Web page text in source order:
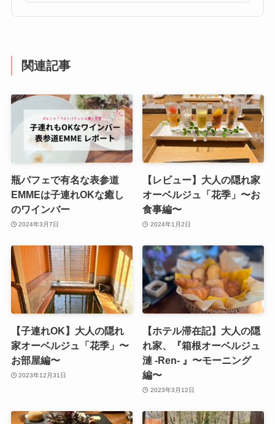
関連記事
瓶パフェで有名な表参道
EMMEは子連れOKな癒し
のワインバー
2024年3月7日
【レビュー】大人の隠れ家
オーベルジュ「花季」〜お
食事編〜
2024年1月2日
【子連れOK】大人の隠れ
家オーベルジュ「花季」〜
お部屋編〜
2023年12月31日
【ホテル滞在記】大人の隠
れ家、『箱根オーベルジュ
漣 -Ren- 』〜モーニング
編〜
2023年3月12日